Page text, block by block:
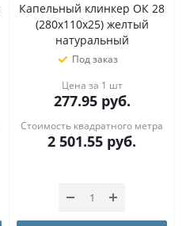
Капельный клинкер ОК 28
(280х110х25) желтый
натуральный
Под заказ
Цена за 1 шт
277.95руб.
Стоимость квадратного метра
2 501.55 руб.